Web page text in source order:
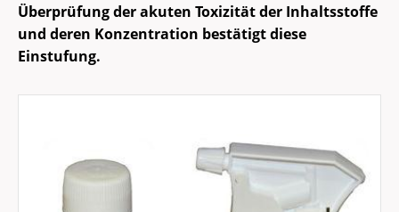
Überprüfung der akuten Toxizität der Inhaltsstoffe
und deren Konzentration bestätigt diese
Einstufung.